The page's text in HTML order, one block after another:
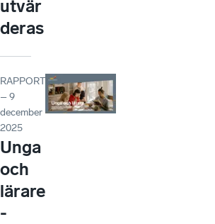
utvär
deras
RAPPORT
– 9
december
2025
Unga
och
lärare
-